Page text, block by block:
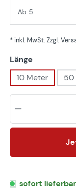
Ab 5
* inkl. MwSt. Zzgl.
Länge
10 Meter
50
sofort